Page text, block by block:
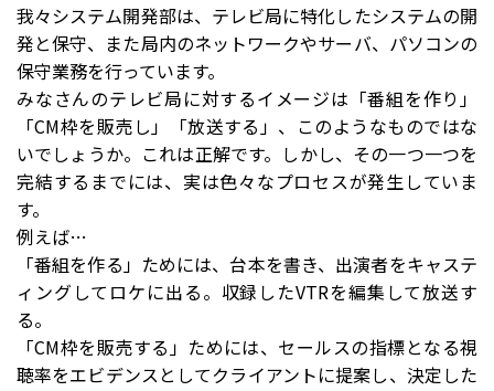
我々システム開発部は、テレビ局に特化したシステムの開
発と保守、また局内のネットワークやサーバ、パソコンの
保守業務を行っています。
みなさんのテレビ局に対するイメージは「番組を作り」
「CM枠を販売し」「放送する」、このようなものではな
いでしょうか。これは正解です。しかし、その一つ一つを
完結するまでには、実は色々なプロセスが発生していま
す。
例えば…
「番組を作る」ためには、台本を書き、出演者をキャステ
ィングしてロケに出る。収録したVTRを編集して放送す
る。
「CM枠を販売する」ためには、セールスの指標となる視
聴率をエビデンスとしてクライアントに提案し、決定した